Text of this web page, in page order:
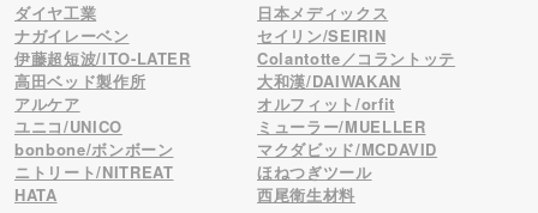
ダイヤ工業
日本メディックス
ナガイレーベン
セイリン/SEIRIN
伊藤超短波/ITO-LATER
Colantotte／コラントッテ
高田ベッド製作所
大和漢/DAIWAKAN
アルケア
オルフィット/orfit
ユニコ/UNICO
ミューラー/MUELLER
bonbone/ボンボーン
マクダビッド/MCDAVID
ニトリート/NITREAT
ほねつぎツール
HATA
西尾衛生材料